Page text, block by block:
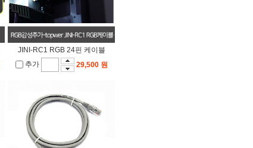
JINI-RC1 RGB 24핀 케이블
추가
29,500 원